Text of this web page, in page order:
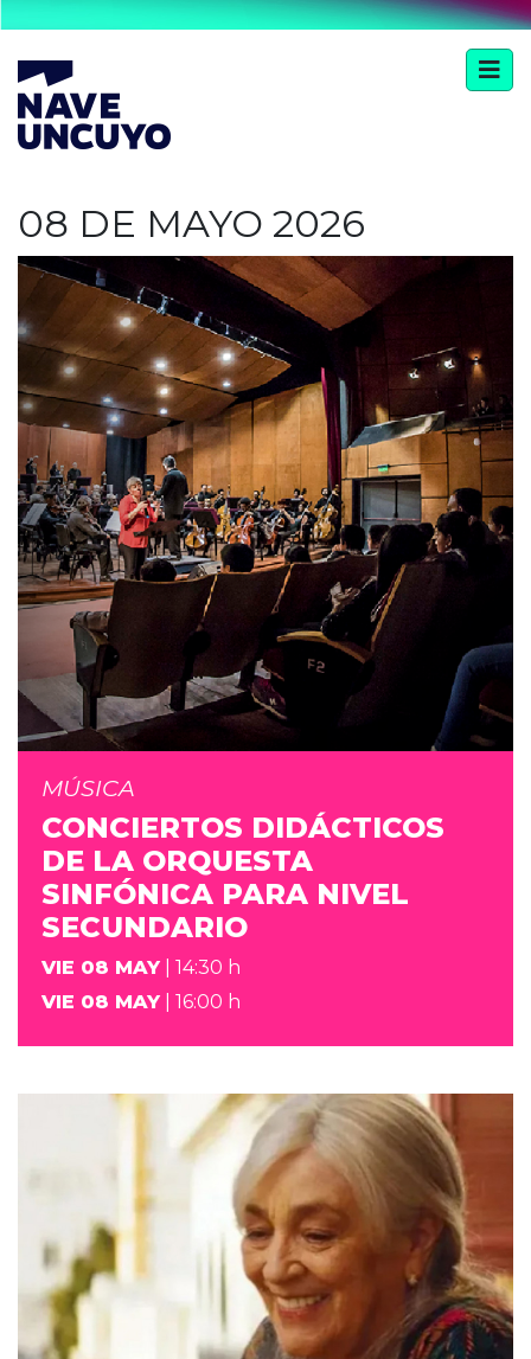
08 DE MAYO 2026
MÚSICA
CONCIERTOS DIDÁCTICOS
DE LA ORQUESTA
SINFÓNICA PARA NIVEL
SECUNDARIO
VIE 08 MAY | 14:30 h
VIE 08 MAY | 16:00 h